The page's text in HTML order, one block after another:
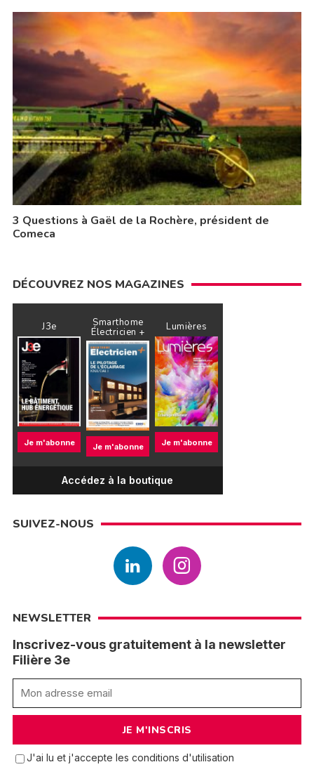
3 Questions à Gaël de la Rochère, président de
Comeca
DÉCOUVREZ NOS MAGAZINES
J3e
Je m'abonne
Smarthome
Électricien +
Je m'abonne
Lumières
Je m'abonne
Accédez à la boutique
SUIVEZ-NOUS
NEWSLETTER
Inscrivez-vous gratuitement à la newsletter
Filière 3e
J'ai lu et j'accepte les conditions d'utilisation